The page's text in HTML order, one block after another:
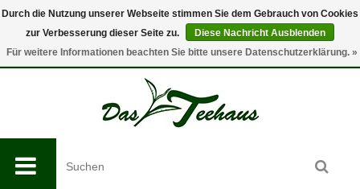
0
Durch die Nutzung unserer Webseite stimmen Sie dem Gebrauch von Cookies
zur Verbesserung dieser Seite zu.
Diese Nachricht Ausblenden
Für weitere Informationen beachten Sie bitte unsere Datenschutzerklärung. »